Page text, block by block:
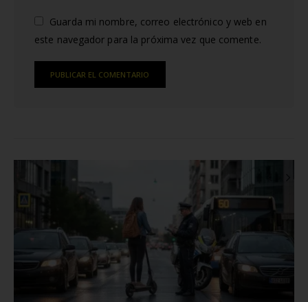
Guarda mi nombre, correo electrónico y web en
este navegador para la próxima vez que comente.
POSTS